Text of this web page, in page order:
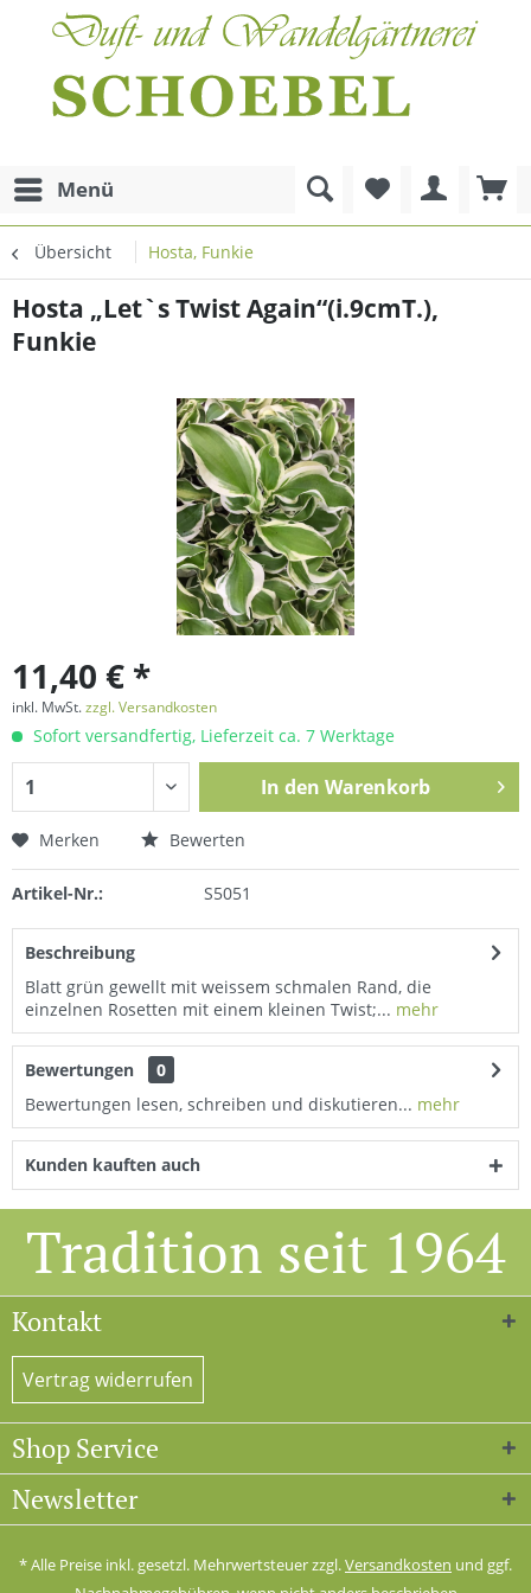
Menü
Übersicht Hosta, Funkie
Hosta „Let`s Twist Again“(i.9cmT.),
Funkie
11,40 € *
inkl. MwSt.zzgl. Versandkosten
Sofort versandfertig, Lieferzeit ca. 7 Werktage
In den Warenkorb
Merken Bewerten
Artikel-Nr.: S5051
Beschreibung
Blatt grün gewellt mit weissem schmalen Rand, die
einzelnen Rosetten mit einem kleinen Twist;... mehr
Bewertungen
0
Bewertungen lesen, schreiben und diskutieren... mehr
Kunden kauften auch
Tradition seit 1964
Kontakt
Vertrag widerrufen
Shop Service
Newsletter
* Alle Preise inkl. gesetzl. Mehrwertsteuer zzgl.Versandkosten und ggf.